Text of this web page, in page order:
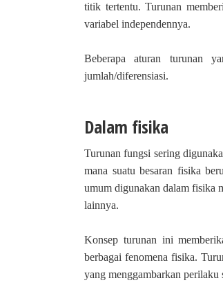
titik tertentu. Turunan
variabel independennya.
Beberapa aturan turunan
jumlah/diferensiasi.
Dalam fisika
Turunan fungsi sering
mana suatu besaran fisika
umum digunakan dalam fisika
lainnya.
Konsep turunan ini
berbagai fenomena fisika.
yang menggambarkan perilaku